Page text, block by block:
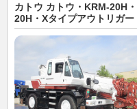
カトウ カトウ・KRM-20H
20H・Xタイプアウトリガー